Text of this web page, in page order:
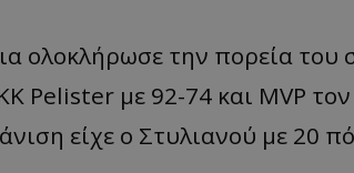
ολοκλήρωσε την πορεία του
Pelister με 92-74 και MVP
είχε ο Στυλιανού με 20